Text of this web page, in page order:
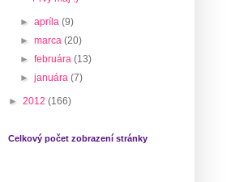
►apríla(9)
►marca(20)
►februára(13)
►januára(7)
► 2012 (166)
Celkový počet zobrazení stránky